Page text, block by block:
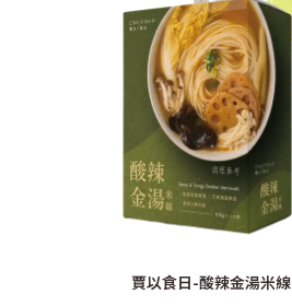
賈以食日-酸辣金湯米線